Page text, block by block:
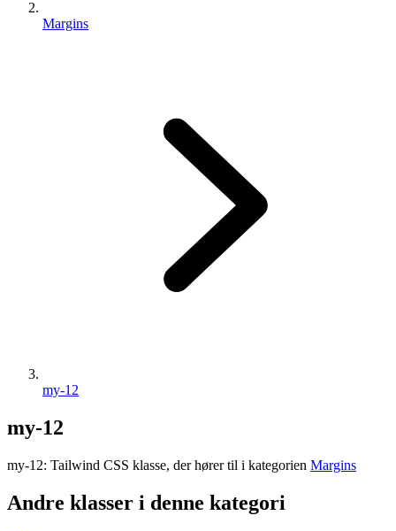
Margins
my-12
my-12
my-12: Tailwind CSS klasse, der hører til i kategorien Margins
Andre klasser i denne kategori